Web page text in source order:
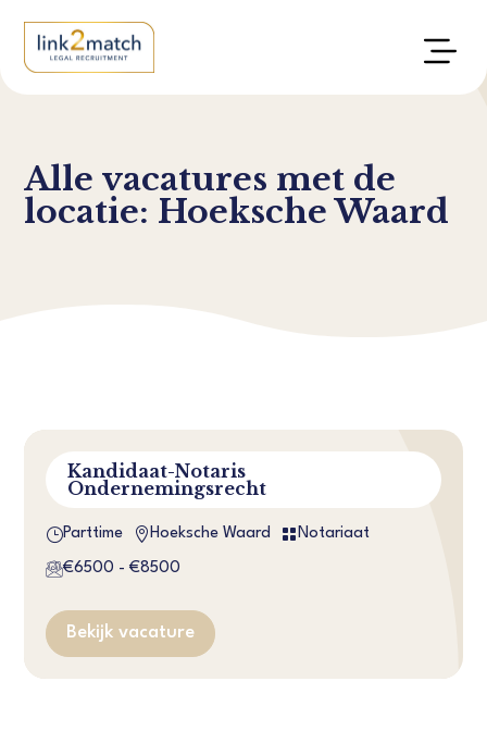
Alle vacatures met de
locatie: Hoeksche Waard
Kandidaat-Notaris
Ondernemingsrecht
}Parttime Hoeksche Waard Notariaat
€6500 - €8500
Bekijk vacature